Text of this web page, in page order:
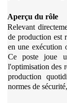
Aperçu du rôle
Relevant
de production est
en une exécution
Ce poste joue
l'optimisation des
production
normes de